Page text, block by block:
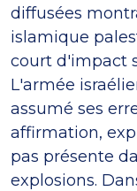
diffusées
islamique
court d'impact
L'armée
assumé ses
affirmation,
pas présente
explosions.